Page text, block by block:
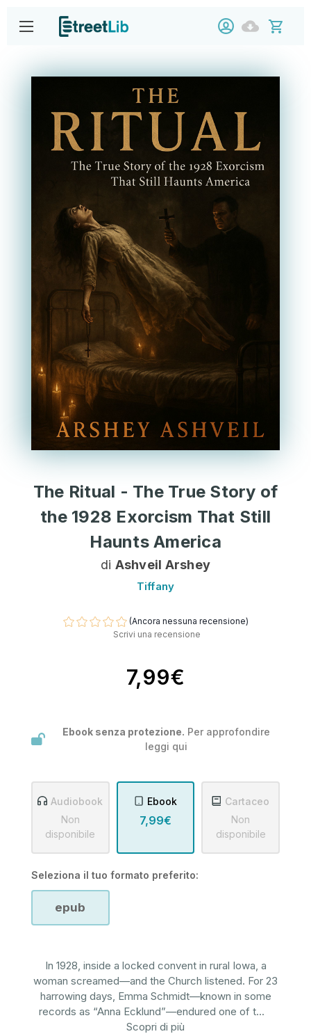
The Ritual - The True Story of
the 1928 Exorcism That Still
Haunts America
di Ashveil Arshey
Tiffany
(Ancora nessuna recensione)
Scrivi una recensione
7,99€
Ebook senza protezione. Per approfondire
leggi qui
Audiobook
Non
disponibile
Ebook
7,99€
Cartaceo
Non
disponibile
Seleziona il tuo formato preferito:
epub
In 1928, inside a locked convent in rural Iowa, a
woman screamed—and the Church listened. For 23
harrowing days, Emma Schmidt—known in some
records as “Anna Ecklund”—endured one of t...
Scopri di più